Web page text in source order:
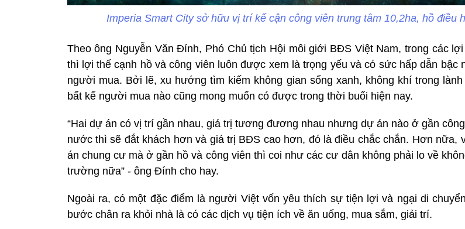
Imperia Smart City sở hữu vị trí kế cận công viên trung tâm 10,2ha, hồ điều
Theo ông Nguyễn Văn Đính, Phó Chủ tịch Hội môi giới BĐS Việt Nam, trong các
thì lợi thế cạnh hồ và công viên luôn được xem là trọng yếu và có sức hấp dẫn bậc
người mua. Bởi lẽ, xu hướng tìm kiếm không gian sống xanh, không khí trong
bất kể người mua nào cũng mong muốn có được trong thời buổi hiện nay.
“Hai dự án có vị trí gần nhau, giá trị tương đương nhau nhưng dự án nào ở gần
nước thì sẽ đắt khách hơn và giá trị BĐS cao hơn, đó là điều chắc chắn. Hơn nữa,
án chung cư mà ở gần hồ và công viên thì coi như các cư dân không phải lo về
trường nữa” - ông Đính cho hay.
Ngoài ra, có một đặc điểm là người Việt vốn yêu thích sự tiện lợi và ngại di
bước chân ra khỏi nhà là có các dịch vụ tiện ích về ăn uống, mua sắm, giải trí.